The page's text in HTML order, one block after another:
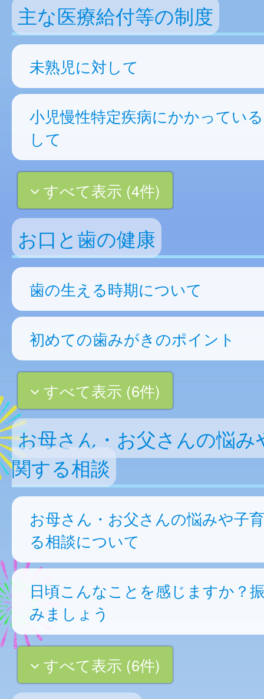
主な医療給付等の制度
未熟児に対して
小児慢性特定疾病にかかってい
して
すべて表示 (4件)
お口と歯の健康
歯の生える時期について
初めての歯みがきのポイント
すべて表示 (6件)
お母さん・お父さんの悩み
関する相談
お母さん・お父さんの悩みや子
る相談について
日頃こんなことを感じますか？
みましょう
すべて表示 (6件)